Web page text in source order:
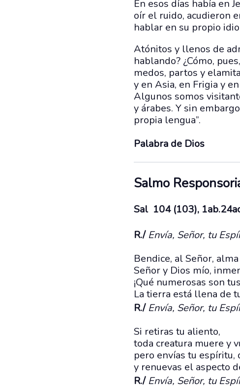
En esos días había en
oír el ruido, acudieron
hablar en su propio
Atónitos y llenos de
hablando? ¿Cómo,
medos, partos y
y en Asia, en Frigia y
Algunos somos
y árabes. Y sin
propia lengua”.
Palabra de Dios
Salmo
Sal 104 (103),
R./ Envía, Señor, tu
Bendice, al Señor,
Señor y Dios mío,
¡Qué numerosas son
La tierra está llena de
R./ Envía, Señor, tu
Si retiras tu aliento,
toda creatura muere y
pero envías tu espíritu,
y renuevas el aspecto
R./ Envía, Señor, tu